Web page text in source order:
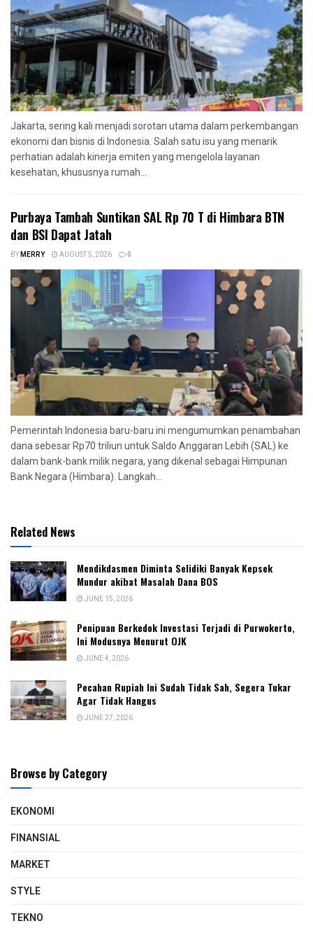
Jakarta, sering kali menjadi sorotan utama dalam perkembangan
ekonomi dan bisnis di Indonesia. Salah satu isu yang menarik
perhatian adalah kinerja emiten yang mengelola layanan
kesehatan, khususnya rumah...
Purbaya Tambah Suntikan SAL Rp 70 T di Himbara BTN
dan BSI Dapat Jatah
BYMERRY AUGUST 5, 2026 0
Pemerintah Indonesia baru-baru ini mengumumkan penambahan
dana sebesar Rp70 triliun untuk Saldo Anggaran Lebih (SAL) ke
dalam bank-bank milik negara, yang dikenal sebagai Himpunan
Bank Negara (Himbara). Langkah...
Related News
Mendikdasmen Diminta Selidiki Banyak Kepsek
Mundur akibat Masalah Dana BOS
JUNE 15, 2026
Penipuan Berkedok Investasi Terjadi di Purwokerto,
Ini Modusnya Menurut OJK
JUNE 4, 2026
Pecahan Rupiah Ini Sudah Tidak Sah, Segera Tukar
Agar Tidak Hangus
JUNE 27, 2026
Browse by Category
EKONOMI
FINANSIAL
MARKET
STYLE
TEKNO